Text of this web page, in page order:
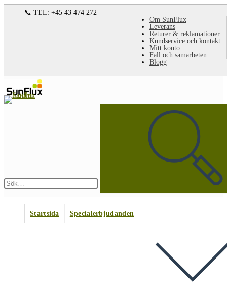
Om SunFlux
Leverans
Returer & reklamationer
Kundservice och kontakt
Mitt konto
Fall och samarbeten
Blogg
📞 TEL: +45 43 474 272
Startsida
Specialerbjudanden